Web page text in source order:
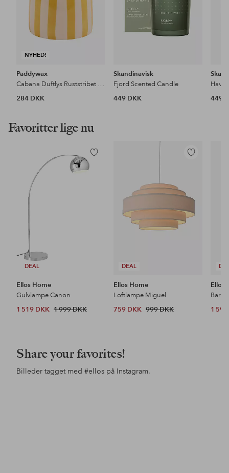
NYHED!
Paddywax
Cabana Duftlys Ruststribet keramik - Sienna Sunset i æske
284 DKK
Skandinavisk
Fjord Scented Candle
449 DKK
Hav
449
Favoritter lige nu
DEAL
Tilføj
til
Ellos Home
Gulvlampe Canon
1 519 DKK 1 999 DKK
DEAL
Tilføj
Ellos Home
Loftlampe Miguel
759 DKK 999 DKK
Ellos
1
Share your favorites!
Billeder tagget med #ellos på Instagram.